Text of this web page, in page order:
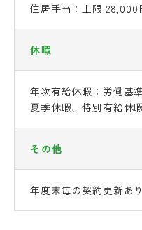
住居手当：上限 28,000
休暇
年次有給休暇：労働基
夏季休暇、特別有給休
その他
年度末毎の契約更新あり